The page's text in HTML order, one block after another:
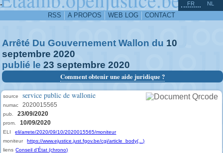
-
RSS A PROPOS WEB LOG CONTACT
FR NL
Arrêté Du Gouvernement Wallon du 10
septembre 2020
publié le 23 septembre 2020
Comment obtenir une aide juridique ?
source service public de wallonie
numac 2020015565
pub. 23/09/2020
prom. 10/09/2020
ELI
eli/arrete/2020/09/10/2020015565/moniteur
moniteur
https://www.ejustice.just.fgov.be/cgi/article_body(...)
liens Conseil d'État (chrono)
^